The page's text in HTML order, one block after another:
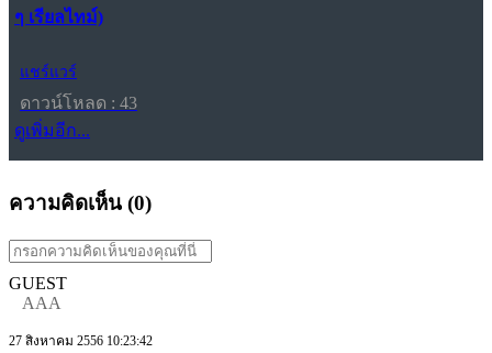
ๆ เรียลไทม์)
แชร์แวร์
ดาวน์โหลด : 43
ดูเพิ่มอีก...
ความคิดเห็น (0)
GUEST
AAA
27 สิงหาคม 2556 10:23:42